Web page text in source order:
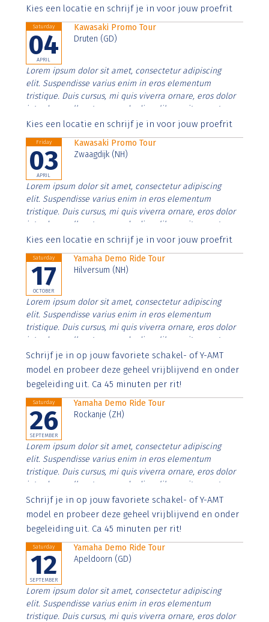
Aenean faucibus nibh et justo cursus id rutrum lorem
Kies een locatie en schrijf je in voor jouw proefrit
Saturday
04
APRIL
Kawasaki Promo Tour
Druten (GD)
Lorem ipsum dolor sit amet, consectetur adipiscing
elit. Suspendisse varius enim in eros elementum
tristique. Duis cursus, mi quis viverra ornare, eros dolor
interdum nulla, ut commodo diam libero vitae erat.
Aenean faucibus nibh et justo cursus id rutrum lorem
Kies een locatie en schrijf je in voor jouw proefrit
Friday
03
APRIL
Kawasaki Promo Tour
Zwaagdijk (NH)
Lorem ipsum dolor sit amet, consectetur adipiscing
elit. Suspendisse varius enim in eros elementum
tristique. Duis cursus, mi quis viverra ornare, eros dolor
interdum nulla, ut commodo diam libero vitae erat.
Aenean faucibus nibh et justo cursus id rutrum lorem
Kies een locatie en schrijf je in voor jouw proefrit
Saturday
17
OCTOBER
Yamaha Demo Ride Tour
Hilversum (NH)
Lorem ipsum dolor sit amet, consectetur adipiscing
elit. Suspendisse varius enim in eros elementum
tristique. Duis cursus, mi quis viverra ornare, eros dolor
interdum nulla, ut commodo diam libero vitae erat.
Aenean faucibus nibh et justo cursus id rutrum lorem
imperdiet. Nunc ut sem vitae risus tristique posuere.
Schrijf je in op jouw favoriete schakel- of Y-AMT
model en probeer deze geheel vrijblijvend en onder
begeleiding uit. Ca 45 minuten per rit!
Saturday
26
SEPTEMBER
Yamaha Demo Ride Tour
Rockanje (ZH)
Lorem ipsum dolor sit amet, consectetur adipiscing
elit. Suspendisse varius enim in eros elementum
tristique. Duis cursus, mi quis viverra ornare, eros dolor
interdum nulla, ut commodo diam libero vitae erat.
Aenean faucibus nibh et justo cursus id rutrum lorem
imperdiet. Nunc ut sem vitae risus tristique posuere.
Schrijf je in op jouw favoriete schakel- of Y-AMT
model en probeer deze geheel vrijblijvend en onder
begeleiding uit. Ca 45 minuten per rit!
Saturday
12
SEPTEMBER
Yamaha Demo Ride Tour
Apeldoorn (GD)
Lorem ipsum dolor sit amet, consectetur adipiscing
elit. Suspendisse varius enim in eros elementum
tristique. Duis cursus, mi quis viverra ornare, eros dolor